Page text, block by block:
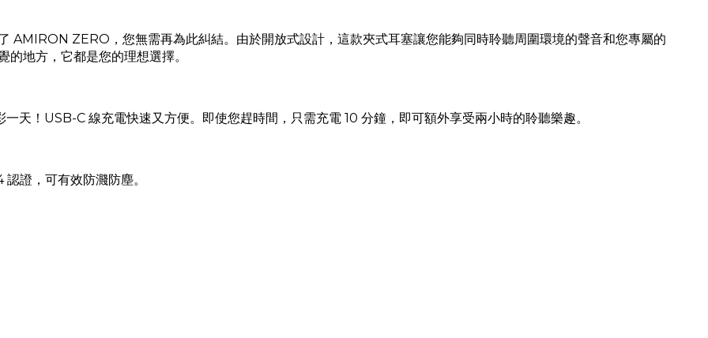
AMIRON ZERO，您無需再為此糾結。由於開放式設計，這款夾式耳塞讓您能夠同時聆聽周圍環境的聲音和您專屬的
地方，它都是您的理想選擇。
天！ USB-C 線充電快速又方便。即使您趕時間，只需充電 10 分鐘，即可額外享受兩小時的聆聽樂趣。
證，可有效防濺防塵。